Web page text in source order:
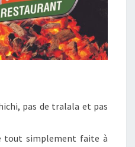
pas de tralala et pas
tout simplement faite à